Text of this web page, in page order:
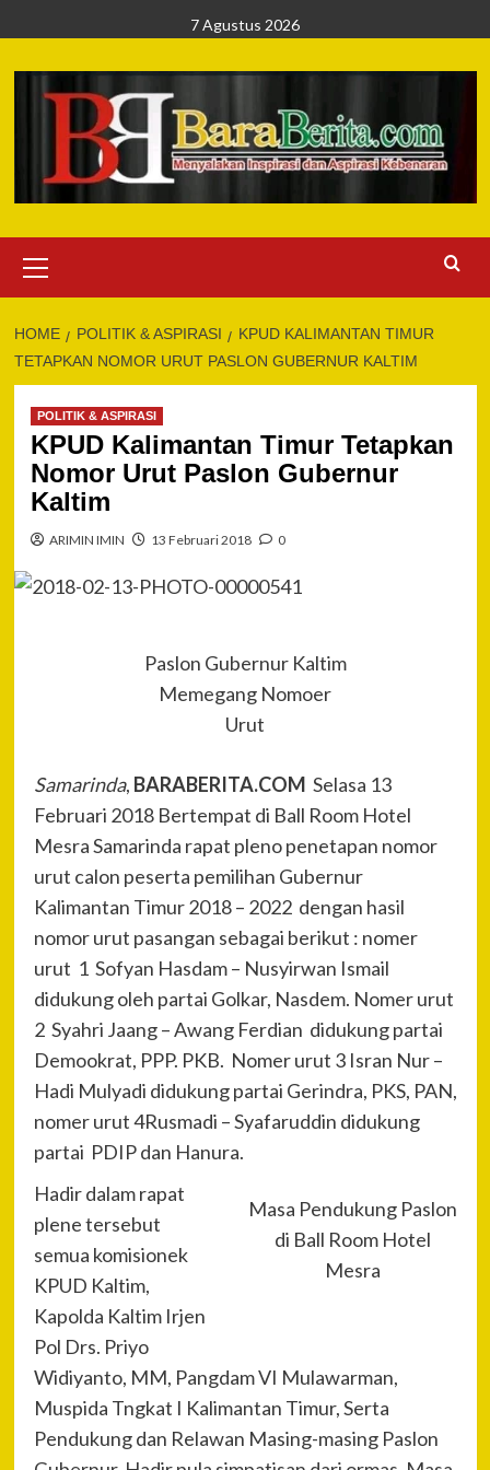
to
content
7 Agustus 2026
Menu
HOME POLITIK & ASPIRASI
KPUD KALIMANTAN TIMUR
TETAPKAN NOMOR URUT PASLON GUBERNUR KALTIM
POLITIK & ASPIRASI
KPUD Kalimantan Timur Tetapkan
Nomor Urut Paslon Gubernur
Kaltim
ARIMIN IMIN 13 Februari 2018 0
Paslon Gubernur Kaltim
Memegang Nomoer
Urut
Samarinda, BARABERITA.COM Selasa 13
Februari 2018 Bertempat di Ball Room Hotel
Mesra Samarinda rapat pleno penetapan nomor
urut calon peserta pemilihan Gubernur
Kalimantan Timur 2018 – 2022 dengan hasil
nomor urut pasangan sebagai berikut : nomer
urut 1 Sofyan Hasdam – Nusyirwan Ismail
didukung oleh partai Golkar, Nasdem. Nomer urut
2 Syahri Jaang – Awang Ferdian didukung partai
Demookrat, PPP. PKB. Nomer urut 3 Isran Nur –
Hadi Mulyadi didukung partai Gerindra, PKS, PAN,
nomer urut 4Rusmadi – Syafaruddin didukung
partai PDIP dan Hanura.
Masa Pendukung Paslon
di Ball Room Hotel
Mesra
Hadir dalam rapat
plene tersebut
semua komisionek
KPUD Kaltim,
Kapolda Kaltim Irjen
Pol Drs. Priyo
Widiyanto, MM, Pangdam VI Mulawarman,
Muspida Tngkat I Kalimantan Timur, Serta
Pendukung dan Relawan Masing-masing Paslon